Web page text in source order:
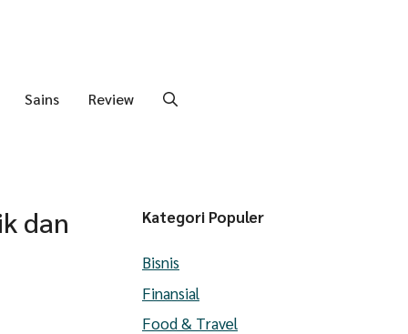
Sains Review
dan
Kategori Populer
Bisnis
Finansial
Food & Travel